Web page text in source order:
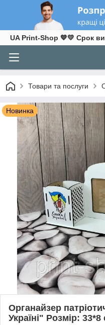
UA Print-Shop ​💙💛 Срок
Товари та послуги
Новинка
Органайзер
Україні" Розмір: